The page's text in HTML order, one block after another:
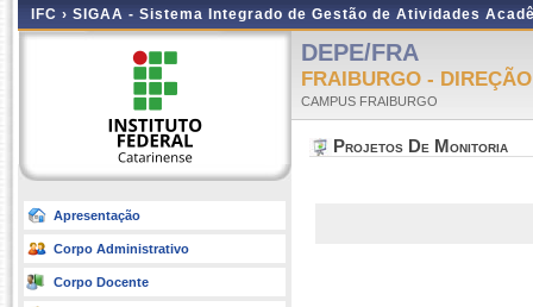
IFC › SIGAA - Sistema Integrado de Gestão de Atividades
Apresentação
Corpo Administrativo
Corpo Docente
DEPE/FRA
FRAIBURGO -
CAMPUS FRAIBURGO
Projetos De Monitoria